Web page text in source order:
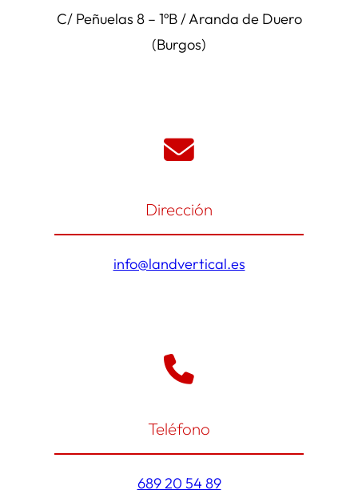
C/ Peñuelas 8 – 1ºB / Aranda de Duero
(Burgos)
Dirección
info@landvertical.es
Teléfono
689 20 54 89